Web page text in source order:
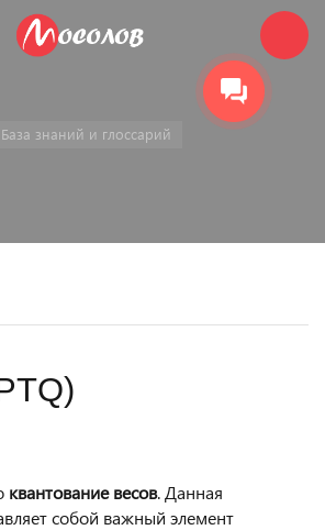
База знаний и глоссарий
квантование весов. Данная
собой важный элемент